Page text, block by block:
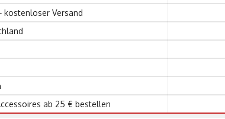
kostenloser Versand
ab 25 € bestellen